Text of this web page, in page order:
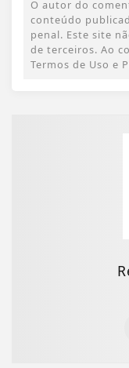
O autor do
conteúdo
penal. Este site
de terceiros. Ao
Termos de Uso e